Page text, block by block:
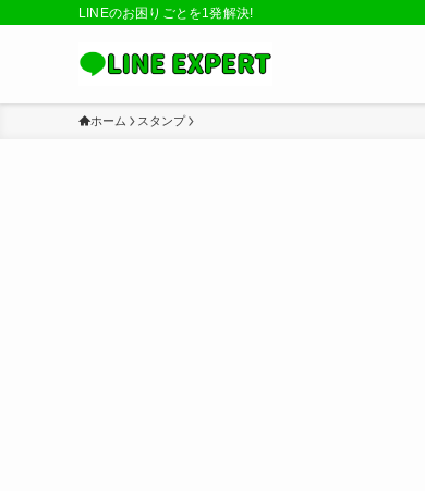
LINEのお困りごとを1発解決!
ホーム スタンプ